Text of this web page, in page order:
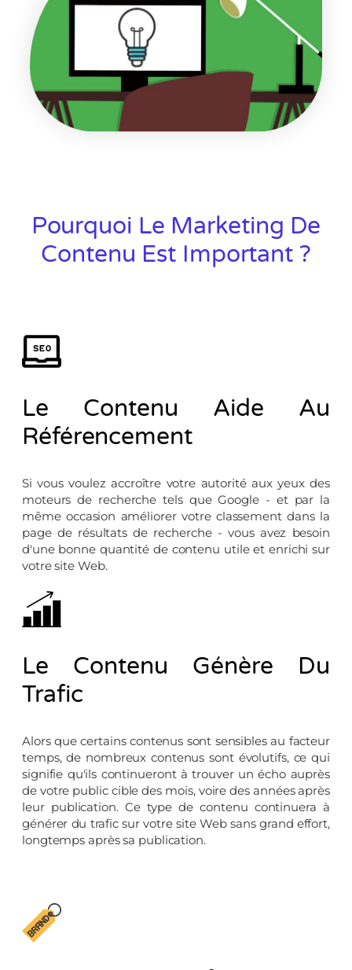
Pourquoi Le Marketing De
Contenu Est Important ?
Le Contenu Aide Au
Référencement
Si vous voulez accroître votre autorité aux yeux des
moteurs de recherche tels que Google - et par la
même occasion améliorer votre classement dans la
page de résultats de recherche - vous avez besoin
d'une bonne quantité de contenu utile et enrichi sur
votre site Web.
Le Contenu Génère Du
Trafic
Alors que certains contenus sont sensibles au facteur
temps, de nombreux contenus sont évolutifs, ce qui
signifie qu'ils continueront à trouver un écho auprès
de votre public cible des mois, voire des années après
leur publication. Ce type de contenu continuera à
générer du trafic sur votre site Web sans grand effort,
longtemps après sa publication.